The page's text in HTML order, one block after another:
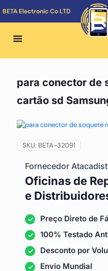
BETA Electronic Co LTD
para conector de
cartão sd
SKU: BETA-32091
Fornecedor
Oficinas de
e
Preço Direto de
100% Testado
Desconto por
Envio Mundial